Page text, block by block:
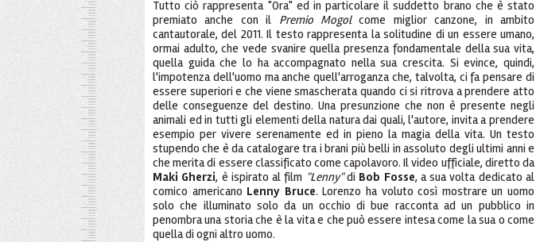
Tutto ciò rappresenta "Ora" ed in particolare il suddetto brano che è stato
premiato anche con il Premio Mogolcome miglior canzone, in ambito
cantautorale, del 2011. Il testo rappresenta la solitudine di un essere umano,
ormai adulto, che vede svanire quella presenza fondamentale della sua vita,
quella guida che lo ha accompagnato nella sua crescita. Si evince, quindi,
l'impotenza dell'uomo ma anche quell'arroganza che, talvolta, ci fa pensare di
essere superiori e che viene smascherata quando ci si ritrova a prendere atto
delle conseguenze del destino. Una presunzione che non è presente negli
animali ed in tutti gli elementi della natura dai quali, l'autore, invita a prendere
esempio per vivere serenamente ed in pieno la magia della vita. Un testo
stupendo che è da catalogare tra i brani più belli in assoluto degli ultimi anni e
che merita di essere classificato come capolavoro. Il video ufficiale, diretto da
Maki Gherzi, è ispirato al film "Lenny"di Bob Fosse, a sua volta dedicato al
comico americano Lenny Bruce. Lorenzo ha voluto così mostrare un uomo
solo che illuminato solo da un occhio di bue racconta ad un pubblico in
penombra una storia che è la vita e che può essere intesa come la sua o come
quella di ogni altro uomo.